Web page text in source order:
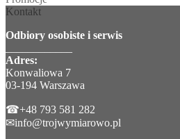
Kontakt
Odbiory osobiste i serwis
Adres:
Konwaliowa 7
03-194 Warszawa
☎+48 793 581 282
✉info@trojwymiarowo.pl